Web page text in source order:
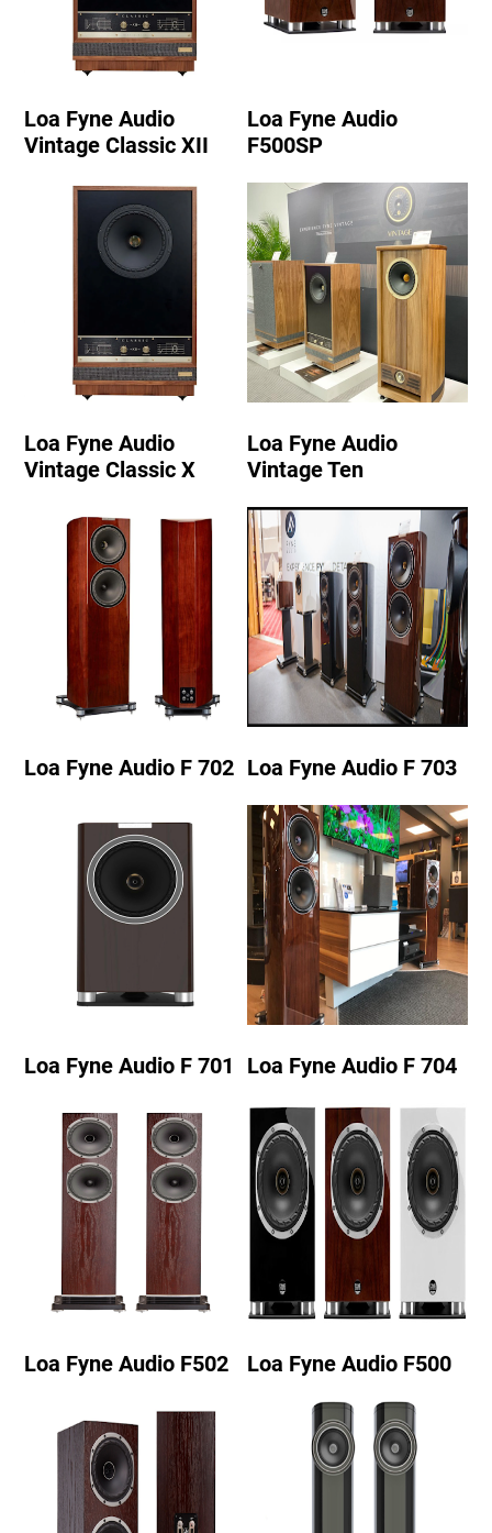
Loa Fyne Audio
Vintage Classic XII
Loa Fyne Audio
F500SP
Loa Fyne Audio
Vintage Classic X
Loa Fyne Audio
Vintage Ten
Loa Fyne Audio F 702 Loa Fyne Audio F 703
Loa Fyne Audio F 701 Loa Fyne Audio F 704
Loa Fyne Audio F502 Loa Fyne Audio F500